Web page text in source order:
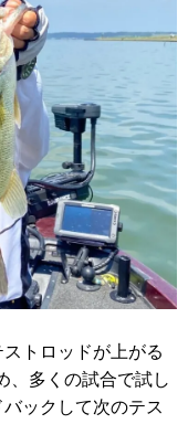
トロッドが上がる
、多くの試合で試し
ックして次のテス